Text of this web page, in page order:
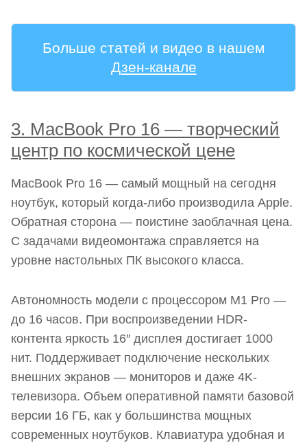
Больше статей и видео в нашем
Дзен-канале
3. MacBook Pro 16 — творческий
центр по космической цене
MacBook Pro 16 — самый мощный на сегодня
ноутбук, который когда-либо производила Apple.
Обратная сторона — поистине заоблачная цена.
С задачами видеомонтажа справляется на
уровне настольных ПК высокого класса.
Автономность модели с процессором M1 Pro —
до 16 часов. При воспроизведении HDR-
контента яркость 16″ дисплея достигает 1000
нит. Поддерживает подключение нескольких
внешних экранов — мониторов и даже 4K-
телевизора. Объем оперативной памяти базовой
версии 16 ГБ, как у большинства мощных
современных ноутбуков. Клавиатура удобная и